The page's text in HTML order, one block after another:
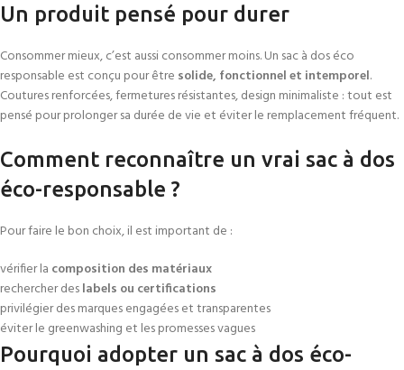
Un produit pensé pour durer
Consommer mieux, c’est aussi consommer moins. Un sac à dos éco
responsable est conçu pour être solide, fonctionnel et intemporel.
Coutures renforcées, fermetures résistantes, design minimaliste : tout est
pensé pour prolonger sa durée de vie et éviter le remplacement fréquent.
Comment reconnaître un vrai sac à dos
éco-responsable ?
Pour faire le bon choix, il est important de :
vérifier la composition des matériaux
rechercher deslabels ou certifications
privilégier des marques engagées et transparentes
éviter le greenwashing et les promesses vagues
Pourquoi adopter un sac à dos éco-